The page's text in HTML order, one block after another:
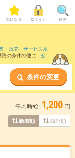
気になる! ログイン 検索
・販売・サービス系
の条件の他に、 交通
条件の変更
平均時給: 1,200 円
新着順 時給順